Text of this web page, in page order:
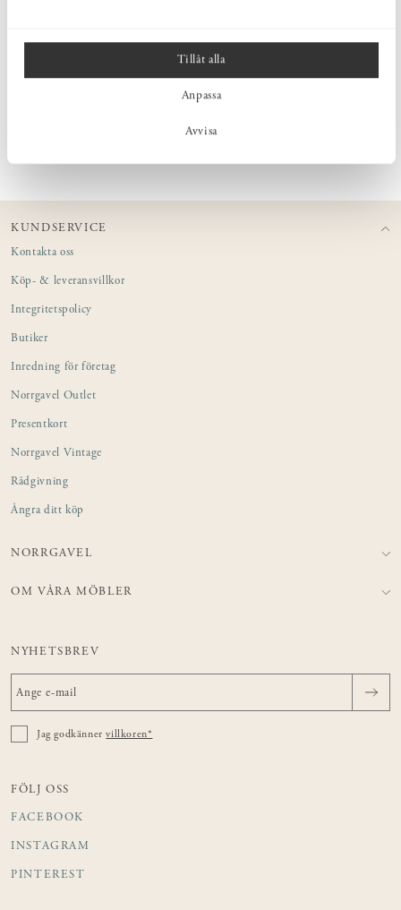
Tillåt alla
Anpassa
Avvisa
PRODUKTINFORMATION
KUNDSERVICE
Kontakta oss
Köp- & leveransvillkor
Integritetspolicy
Butiker
Inredning för företag
Norrgavel Outlet
Presentkort
Norrgavel Vintage
Rådgivning
Ångra ditt köp
NORRGAVEL
OM VÅRA MÖBLER
NYHETSBREV
Jag godkännervillkoren*
FÖLJ OSS
FACEBOOK
INSTAGRAM
PINTEREST